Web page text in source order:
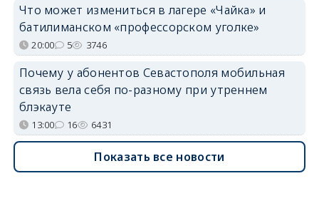
Что может измениться в лагере «Чайка» и
батилиманском «профессорском уголке»
20:00 5 3746
Почему у абонентов Севастополя мобильная
связь вела себя по-разному при утреннем
блэкауте
13:00 16 6431
Показать все новости